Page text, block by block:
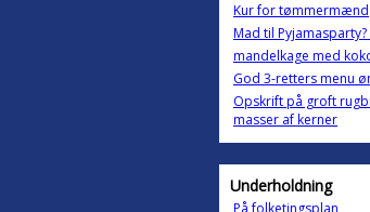
Kur for tømmermænd
Mad til Pyjamasparty?
mandelkage med
God 3-retters menu
Opskrift på groft
masser af kerner
Underholdning
På folketingsplan